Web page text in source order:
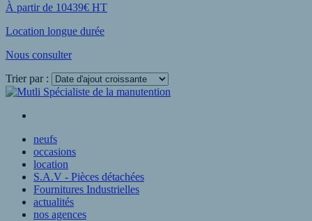
À partir de 10439€ HT
Location longue durée
Nous consulter
Trier par :
neufs
occasions
location
S.A.V - Pièces détachées
Fournitures Industrielles
actualités
nos agences